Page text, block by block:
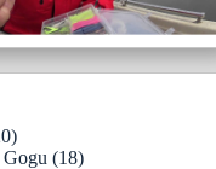
(18)